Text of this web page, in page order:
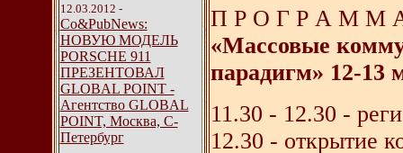
12.03.2012 -
Со&PubNews:
НОВУЮ МОДЕЛЬ
PORSCHE 911
ПРЕЗЕНТОВАЛ
GLOBAL POINT -
Агентство GLOBAL
POINT, Москва, C-
Петербург
П Р О Г Р А М М
«Массовые
парадигм» 12-13
11.30 - 12.30 -
12.30 - открытие